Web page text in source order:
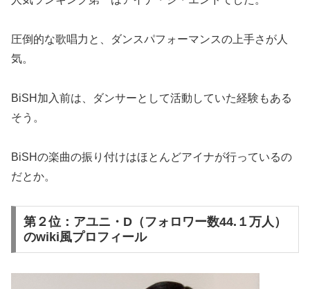
圧倒的な歌唱力と、ダンスパフォーマンスの上手さが人
気。
BiSH加入前は、ダンサーとして活動していた経験もある
そう。
BiSHの楽曲の振り付けはほとんどアイナが行っているの
だとか。
第２位：アユニ・D（フォロワー数44.１万人）
のwiki風プロフィール